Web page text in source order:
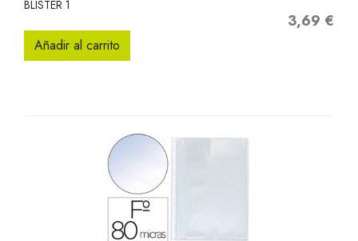
BLISTER 1
Precio
3,69 €
Añadir al carrito